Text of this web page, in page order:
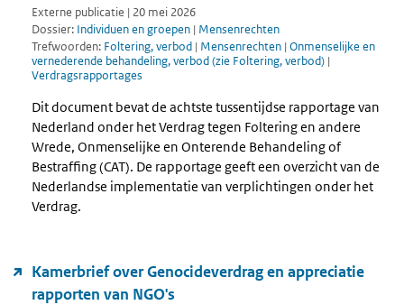
Externe publicatie | 20 mei 2026
Dossier: Individuen en groepen | Mensenrechten
Trefwoorden: Foltering, verbod | Mensenrechten | Onmenselijke en
vernederende behandeling, verbod (zie Foltering, verbod) |
Verdragsrapportages
Dit document bevat de achtste tussentijdse rapportage van
Nederland onder het Verdrag tegen Foltering en andere
Wrede, Onmenselijke en Onterende Behandeling of
Bestraffing (CAT). De rapportage geeft een overzicht van de
Nederlandse implementatie van verplichtingen onder het
Verdrag.
Kamerbrief over Genocideverdrag en appreciatie
rapporten van NGO's